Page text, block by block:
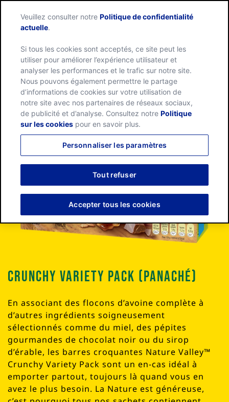
content
Nature
Valley
page
Search
for:
Crunchy Variety Pack (Panaché)
En associant des flocons d’avoine complète à
d’autres ingrédients soigneusement
sélectionnés comme du miel, des pépites
gourmandes de chocolat noir ou du sirop
d’érable, les barres croquantes Nature Valley™
Crunchy Variety Pack sont un en-cas idéal à
emporter partout, toujours là quand vous en
avez le plus besoin. La Nature est généreuse,
Veuillez consulter notre Politique de confidentialité
actuelle.
Si tous les cookies sont acceptés, ce site peut les
utiliser pour améliorer l’expérience utilisateur et
analyser les performances et le trafic sur notre site.
Nous pouvons également permettre le partage
d’informations de cookies sur votre utilisation de
notre site avec nos partenaires de réseaux sociaux,
de publicité et d’analyse. Consultez notre Politique
sur les cookiespour en savoir plus.
Personnaliser les paramètres
Tout refuser
Accepter tous les cookies